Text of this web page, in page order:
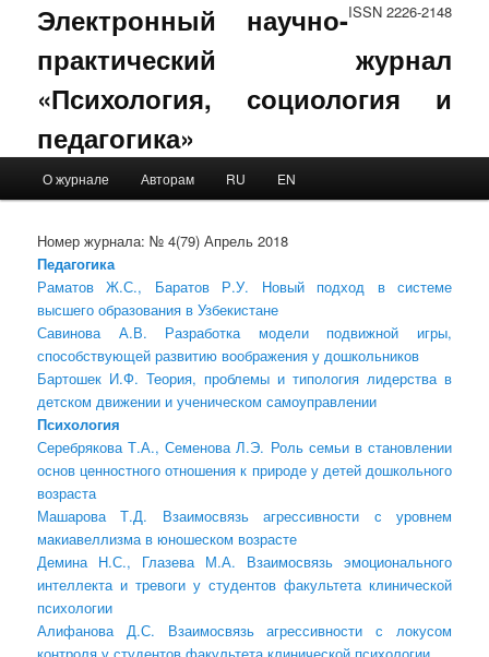
ISSN 2226-2148
Электронный научно-
практический журнал
«Психология, социология и
педагогика»
Skip to primary content
Skip to secondary content
О журнале Авторам RU EN
Номер журнала: № 4(79) Апрель 2018
Педагогика
Раматов Ж.С., Баратов Р.У. Новый подход в системе
высшего образования в Узбекистане
Савинова А.В. Разработка модели подвижной игры,
способствующей развитию воображения у дошкольников
Бартошек И.Ф. Теория, проблемы и типология лидерства в
детском движении и ученическом самоуправлении
Психология
Серебрякова Т.А., Семенова Л.Э. Роль семьи в становлении
основ ценностного отношения к природе у детей дошкольного
возраста
Машарова Т.Д. Взаимосвязь агрессивности с уровнем
макиавеллизма в юношеском возрасте
Демина Н.С., Глазева М.А. Взаимосвязь эмоционального
интеллекта и тревоги у студентов факультета клинической
психологии
Алифанова Д.С. Взаимосвязь агрессивности с локусом